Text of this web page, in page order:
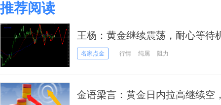
推荐阅读
王杨：黄金继续震荡，耐心等待
名家点金 行情 纯属 阻力
金语梁言：黄金日内拉高继续空